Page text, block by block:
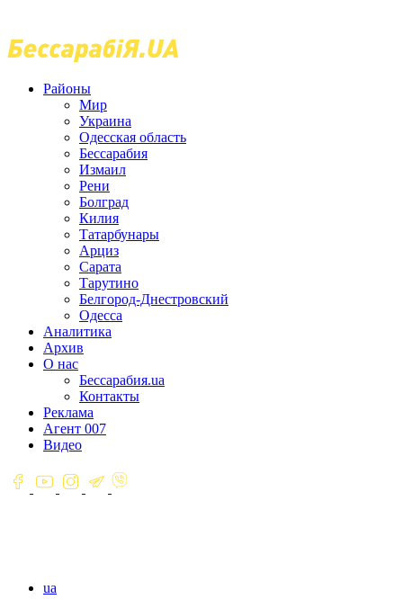
Районы
Мир
Украина
Одесская область
Бессарабия
Измаил
Рени
Болград
Килия
Татарбунары
Арциз
Сарата
Тарутино
Белгород-Днестровский
Одесса
Аналитика
Архив
О нас
Бессарабия.ua
Контакты
Реклама
Агент 007
Видео
ua